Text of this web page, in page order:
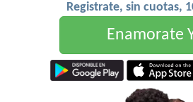
Registrate, sin cuotas,
Enamorate